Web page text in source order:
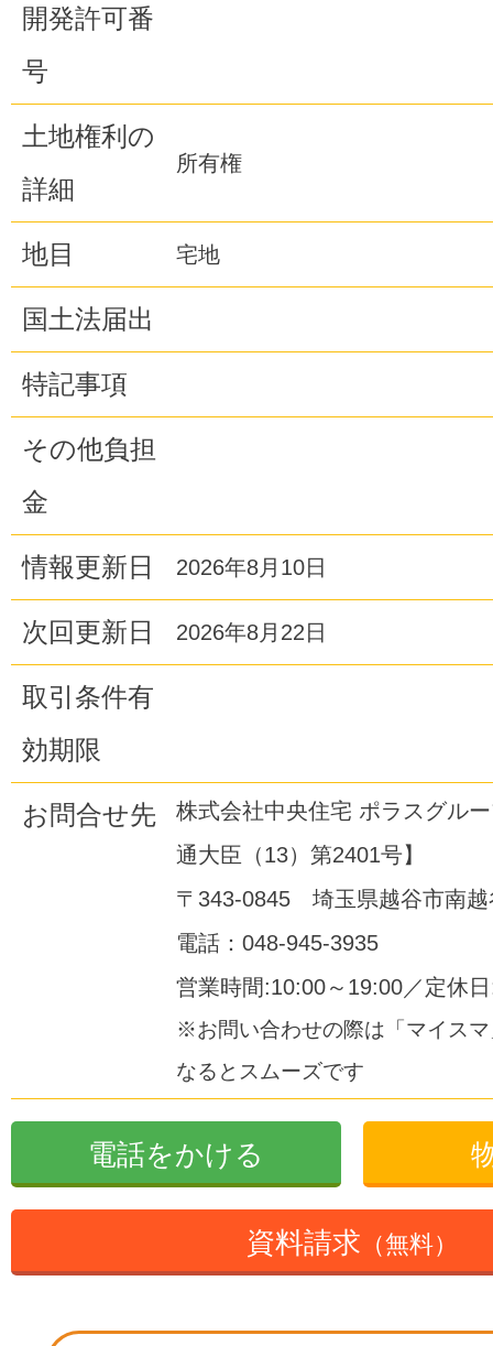
開発許可番
号
土地権利の
詳細
所有権
地目 宅地
国土法届出
特記事項
その他負担
金
情報更新日 2026年8月10日
次回更新日 2026年8月22日
取引条件有
効期限
お問合せ先
株式会社中央住宅 ポラスグル
通大臣（13）第2401号】
〒343-0845 埼玉県越谷市南越
電話：048-945-3935
営業時間:10:00～19:00／定休
※お問い合わせの際は「マイス
なるとスムーズです
電話をかける
資料請求 （無料）